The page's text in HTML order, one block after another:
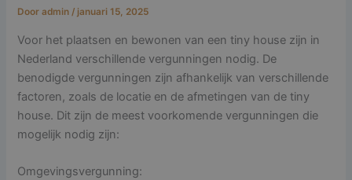
Dooradmin/ januari 15, 2025
Voor het plaatsen en bewonen van een tiny house zijn in
Nederland verschillende vergunningen nodig. De
benodigde vergunningen zijn afhankelijk van verschillende
factoren, zoals de locatie en de afmetingen van de tiny
house. Dit zijn de meest voorkomende vergunningen die
mogelijk nodig zijn:
Omgevingsvergunning: